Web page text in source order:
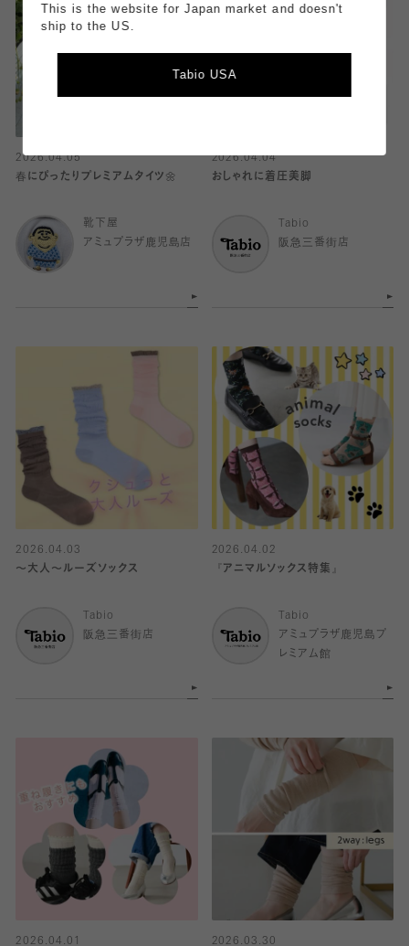
2026.04.05
春にぴったりプレミアムタイツ🌼
靴下屋
アミュプラザ鹿児島店
2026.04.04
おしゃれに着圧美脚
Tabio
阪急三番街店
2026.04.03
〜大人〜ルーズソックス
Tabio
阪急三番街店
2026.04.02
『アニマルソックス特集』
Tabio
アミュプラザ鹿児島プ
レミアム館
2026.04.01
2026.03.30
This is the website for Japan market and doesn't
ship to the US.
Tabio USA